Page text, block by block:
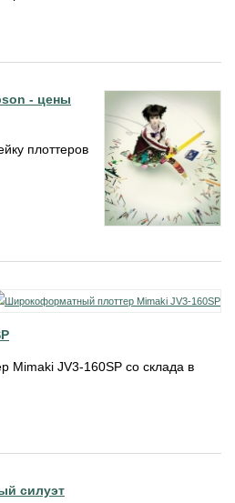
- цены
плоттеров
Mimaki JV3-160SP со склада в
силуэт